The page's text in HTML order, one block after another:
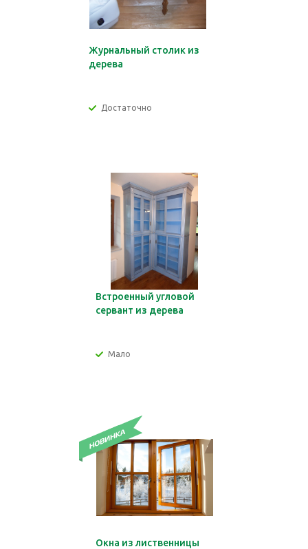
Журнальный столик из
дерева
Достаточно
Встроенный угловой
сервант из дерева
Мало
Окна из лиственницы